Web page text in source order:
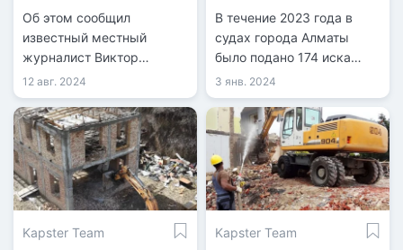
строительством жилых
комплексов на месте
колледжа и школы
Об этом сообщил
известный местный
журналист Виктор
Сутягин на своей
странице.
12 авг. 2024
В течение 2023 года в
судах города Алматы
было подано 174 иска
против застройщиков и
подрядчиков по поводу
нарушений строительных
норм. Из них 86 исков
содержат требования о
полном или частичном
сносе сооружений.
3 янв. 2024
Kapster Team
Kapster Team